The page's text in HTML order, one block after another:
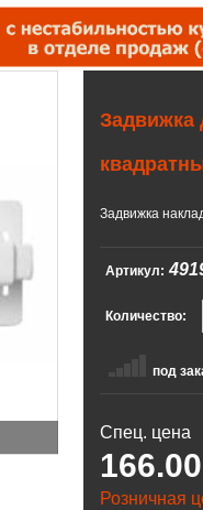
Задвижка
Артикул:
Количество:
под
Спец. цена
166.00
Розничная